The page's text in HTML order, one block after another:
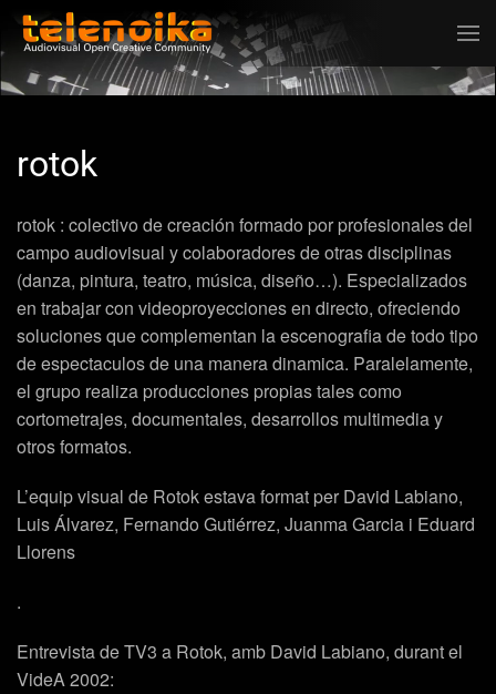
Ir al contenido principal
rotok
rotok : colectivo de creación formado por profesionales del
campo audiovisual y colaboradores de otras disciplinas
(danza, pintura, teatro, música, diseño…). Especializados
en trabajar con videoproyecciones en directo, ofreciendo
soluciones que complementan la escenografia de todo tipo
de espectaculos de una manera dinamica. Paralelamente,
el grupo realiza producciones propias tales como
cortometrajes, documentales, desarrollos multimedia y
otros formatos.
L’equip visual de Rotokestava format per David Labiano,
Luis Álvarez, Fernando Gutiérrez, Juanma Garcia i Eduard
Llorens
.
Entrevista de TV3 a Rotok, amb David Labiano, durant el
VideA 2002: